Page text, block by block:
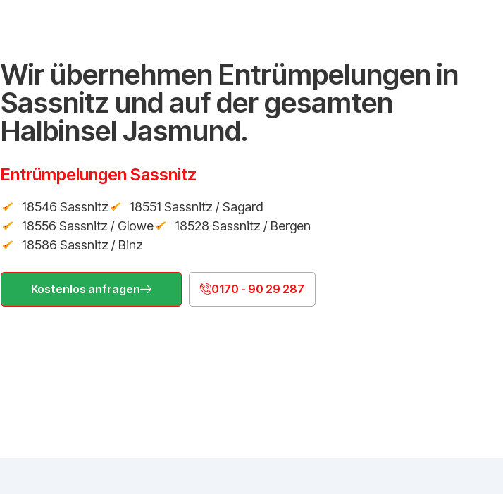
Wir übernehmen Entrümpelungen in
Sassnitz und auf der gesamten
Halbinsel Jasmund.
Entrümpelungen Sassnitz
18546 Sassnitz
18551 Sassnitz / Sagard
18556 Sassnitz / Glowe
18528 Sassnitz / Bergen
18586 Sassnitz / Binz
Kostenlos anfragen 0170 - 90 29 287